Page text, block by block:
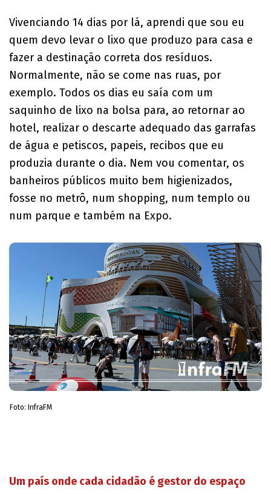
Vivenciando 14 dias por lá, aprendi que sou eu
quem devo levar o lixo que produzo para casa e
fazer a destinação correta dos resíduos.
Normalmente, não se come nas ruas, por
exemplo. Todos os dias eu saía com um
saquinho de lixo na bolsa para, ao retornar ao
hotel, realizar o descarte adequado das garrafas
de água e petiscos, papeis, recibos que eu
produzia durante o dia. Nem vou comentar, os
banheiros públicos muito bem higienizados,
fosse no metrô, num shopping, num templo ou
num parque e também na Expo.
Foto: InfraFM
Um país onde cada cidadão é gestor do espaço